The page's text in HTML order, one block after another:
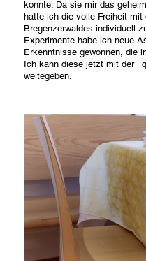
konnte. Da sie mir das
hatte ich die volle Freiheit
Bregenzerwaldes individuell
Experimente habe ich neue
Erkenntnisse gewonnen, die
Ich kann diese jetzt mit der
weitegeben.
Melden Sie sich kostenlos
aktuelle News und
Den Newsletter erhalten
Vorname
Nachname
E-Mail-Adresse